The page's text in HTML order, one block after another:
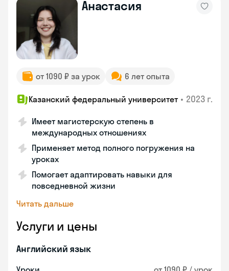
Анастасия
от 1090 ₽ за урок 6 лет опыта
Казанский федеральный университет • 2023 г.
Имеет магистерскую степень в
международных отношениях
Применяет метод полного погружения на
уроках
Помогает адаптировать навыки для
повседневной жизни
Читать дальше
Услуги и цены
Английский язык